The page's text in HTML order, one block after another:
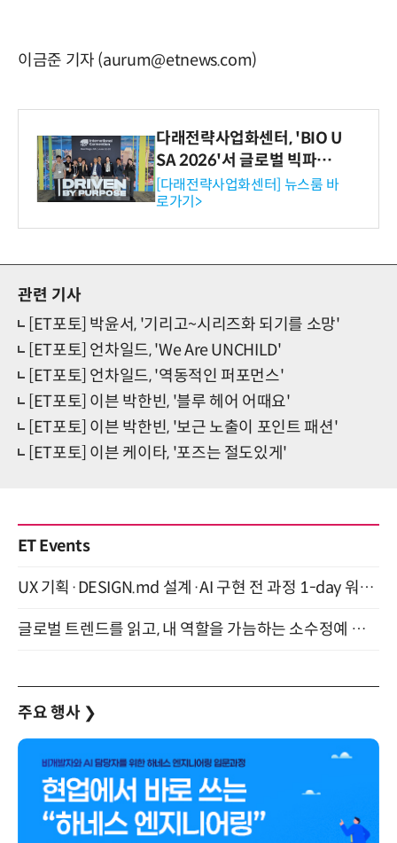
이금준 기자 (aurum@etnews.com)
다래전략사업화센터, 'BIO U
SA 2026'서 글로벌 빅파마
와의 비즈니스 미팅 지원…K
-바이오 해외 진출 교두보 확
보
[다래전략사업화센터] 뉴스룸 바
로가기>
관련 기사
[ET포토] 박윤서, '기리고~시리즈화 되기를 소망'
[ET포토] 언차일드, 'We Are UNCHILD'
[ET포토] 언차일드, '역동적인 퍼포먼스'
[ET포토] 이븐 박한빈, '블루 헤어 어때요'
[ET포토] 이븐 박한빈, '보근 노출이 포인트 패션'
[ET포토] 이븐 케이타, '포즈는 절도있게'
ET Events
UX 기획·DESIGN.md 설계·AI 구현 전 과정 1-day 워크숍 with Claude Code·Codex 9월 15일 개최
글로벌 트렌드를 읽고, 내 역할을 가늠하는 소수정예 실습 워크숍 (8/28)
주요 행사 ❯